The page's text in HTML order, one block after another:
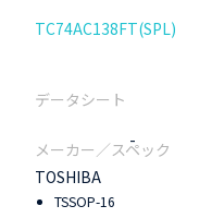
TC74AC138FT(SPL)
-
TOSHIBA
TSSOP-16